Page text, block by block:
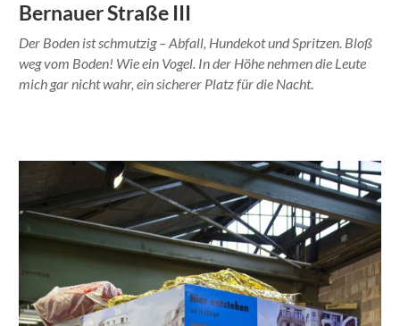
Bernauer Straße III
Der Boden ist schmutzig – Abfall, Hundekot und Spritzen. Bloß
weg vom Boden! Wie ein Vogel. In der Höhe nehmen die Leute
mich gar nicht wahr, ein sicherer Platz für die Nacht.